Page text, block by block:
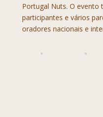
Portugal Nuts. O evento
participantes e vários
oradores nacionais e